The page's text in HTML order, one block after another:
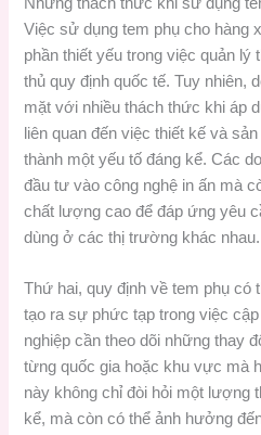
Việc sử dụng tem phụ cho hàng
phần thiết yếu trong việc quản lý
thủ quy định quốc tế. Tuy nhiên,
mặt với nhiều thách thức khi áp
liên quan đến việc thiết kế và
thành một yếu tố đáng kể. Các
đầu tư vào công nghệ in ấn mà
chất lượng cao để đáp ứng yêu
dùng ở các thị trường khác nhau.
Thứ hai, quy định về tem phụ có
tạo ra sự phức tạp trong việc
nghiệp cần theo dõi những thay
từng quốc gia hoặc khu vực mà
này không chỉ đòi hỏi một lượng
kể, mà còn có thể ảnh hưởng